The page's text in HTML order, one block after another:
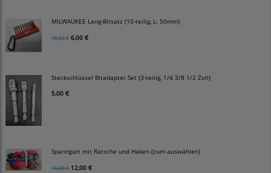
MILWAUKEE Lang-Bitsatz (10-teilig, L: 50mm)
10,00 € 6,00 €
Steckschlüssel Bitadapter Set (3-teilig, 1/4 3/8 1/2 Zoll)
5,00 €
Spanngurt mit Ratsche und Haken (zum auswählen)
15,00 € 12,00 €